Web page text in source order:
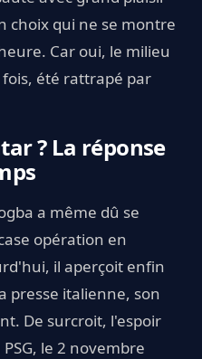
choix qui ne se montre
Car oui, le milieu
été rattrapé par
? La réponse
a même dû se
opération en
il aperçoit enfin
presse italienne, son
De surcroit, l'espoir
le 2 novembre